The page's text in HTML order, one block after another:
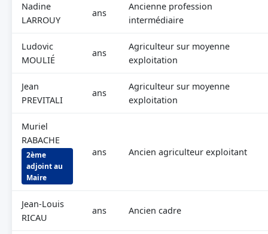
Nadine
LARROUY
ans
Ancienne profession
intermédiaire
Ludovic
MOULIÉ
ans
Agriculteur sur moyenne
exploitation
Jean
PREVITALI
ans
Agriculteur sur moyenne
exploitation
Muriel
RABACHE
2ème
adjoint au
Maire
ans Ancien agriculteur exploitant
Jean-Louis
RICAU
ans Ancien cadre